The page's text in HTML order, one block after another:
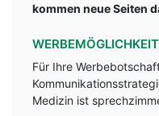
kommen neue Seiten
Für Ihre
Medizin ist